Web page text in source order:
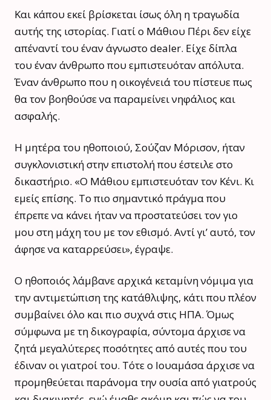
Και κάπου εκεί βρίσκεται ίσως όλη η τραγωδία
αυτής της ιστορίας. Γιατί ο Μάθιου Πέρι δεν είχε
απέναντί του έναν άγνωστο dealer. Είχε δίπλα
του έναν άνθρωπο που εμπιστευόταν απόλυτα.
Έναν άνθρωπο που η οικογένειά του πίστευε πως
θα τον βοηθούσε να παραμείνει νηφάλιος και
ασφαλής.
Η μητέρα του ηθοποιού, Σούζαν Μόρισον, ήταν
συγκλονιστική στην επιστολή που έστειλε στο
δικαστήριο. «Ο Μάθιου εμπιστευόταν τον Κένι. Κι
εμείς επίσης. Το πιο σημαντικό πράγμα που
έπρεπε να κάνει ήταν να προστατεύσει τον γιο
μου στη μάχη του με τον εθισμό. Αντί γι’ αυτό, τον
άφησε να καταρρεύσει», έγραψε.
Ο ηθοποιός λάμβανε αρχικά κεταμίνη νόμιμα για
την αντιμετώπιση της κατάθλιψης, κάτι που πλέον
συμβαίνει όλο και πιο συχνά στις ΗΠΑ. Όμως
σύμφωνα με τη δικογραφία, σύντομα άρχισε να
ζητά μεγαλύτερες ποσότητες από αυτές που του
έδιναν οι γιατροί του. Τότε ο Ιουαμάσα άρχισε να
προμηθεύεται παράνομα την ουσία από γιατρούς